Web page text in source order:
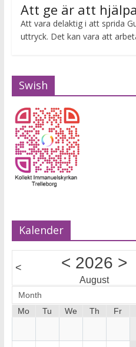
Att ge är att
Att vara delaktig i att sprida
uttryck. Det kan vara att
Swish
Kalender
< < 2026 >
August
Month
Mo
Tu We Th Fr